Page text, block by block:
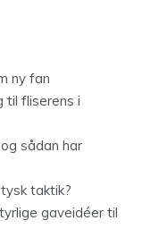
ny fan
til fliserens i
sådan har
taktik?
gaveidéer til